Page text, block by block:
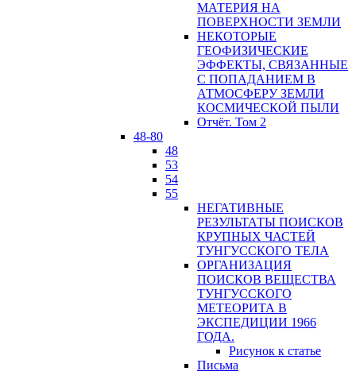
МАТЕРИЯ НА
ПОВЕРХНОСТИ ЗЕМЛИ
НЕКОТОРЫЕ
ГЕОФИЗИЧЕСКИЕ
ЭФФЕКТЫ, СВЯЗАННЫЕ
С ПОПАДАНИЕМ В
АТМОСФЕРУ ЗЕМЛИ
КОСМИЧЕСКОЙ ПЫЛИ
Отчёт. Том 2
48-80
48
53
54
55
НЕГАТИВНЫЕ
РЕЗУЛЬТАТЫ ПОИСКОВ
КРУПНЫХ ЧАСТЕЙ
ТУНГУССКОГО ТЕЛА
ОРГАНИЗАЦИЯ
ПОИСКОВ ВЕЩЕСТВА
ТУНГУССКОГО
МЕТЕОРИТА В
ЭКСПЕДИЦИИ 1966
ГОДА.
Рисунок к статье
Письма